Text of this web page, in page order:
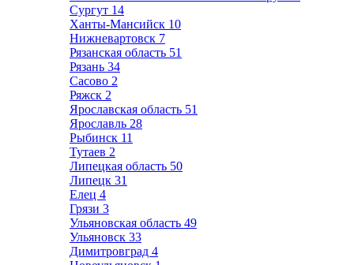
Сургут 14
Ханты-Мансийск 10
Нижневартовск 7
Рязанская область 51
Рязань 34
Сасово 2
Ряжск 2
Ярославская область 51
Ярославль 28
Рыбинск 11
Тутаев 2
Липецкая область 50
Липецк 31
Елец 4
Грязи 3
Ульяновская область 49
Ульяновск 33
Димитровград 4